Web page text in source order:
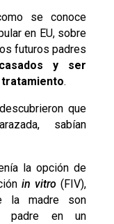
se conoce
en EU, sobre
futuros padres
y ser
.
que
sabían
la opción de
in vitro (FIV),
la madre son
padre en un